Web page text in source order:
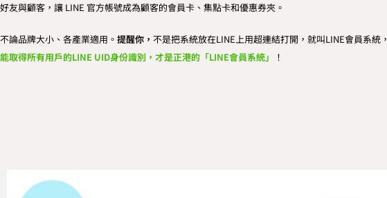
好友與顧客，讓 LINE 官方帳號成為顧客的會員卡、集點卡和優惠券夾。
不論品牌大小、各產業適用。 提醒你， 不是把系統放在LINE上用超連結打開，就叫LINE會員系統，
能取得所有用戶的LINE UID身份識別，才是正港的「LINE會員系統」
！